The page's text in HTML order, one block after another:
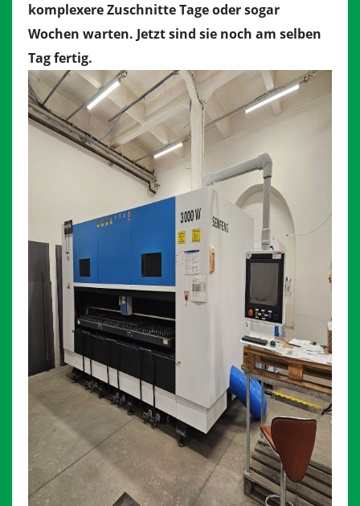
komplexere Zuschnitte Tage oder sogar
Wochen warten. Jetzt sind sie noch am selben
Tag fertig.